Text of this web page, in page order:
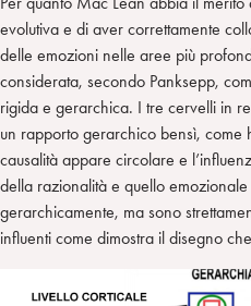
evolutiva e di aver correttamente
delle emozioni nelle aree più
considerata, secondo Panksepp,
rigida e gerarchica. I tre cervelli in
un rapporto gerarchico bensì, come
causalità appare circolare e
della razionalità e quello
gerarchicamente, ma sono
influenti come dimostra il disegno